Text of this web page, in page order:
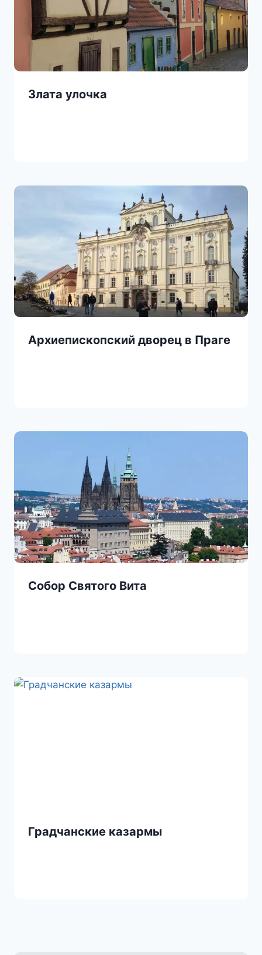
Злата улочка
Архиепископский дворец в Праге
Собор Святого Вита
Градчанские казармы